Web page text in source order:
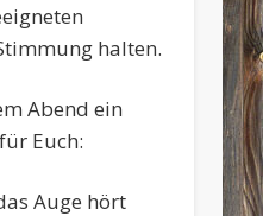
halten.
Abend ein
Euch:
Auge hört